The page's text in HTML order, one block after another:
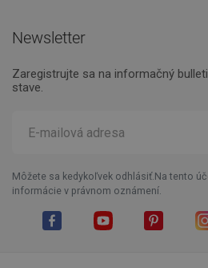
Newsletter
Zaregistrujte sa na informačný
stave.
Môžete sa kedykoľvek odhlásiť.Na tento
informácie v právnom oznámení.